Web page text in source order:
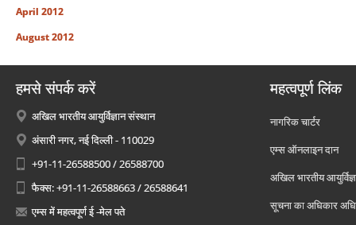
April 2012
August 2012
हमसे संपर्क करें
अखिल भारतीय आयुर्विज्ञान संस्थान
अंसारी नगर, नई दिल्ली - 110029
+91-11-26588500 / 26588700
फैक्स: +91-11-26588663 / 26588641
एम्स में महत्वपूर्ण ई -मेल पते
महत्वपूर्ण लिंक
नागरिक चार्टर
एम्स ऑनलाइन दान
अखिल भारतीय
सूचना का अधिकार